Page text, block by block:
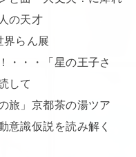
の天才
界らん展
・・・「星の王子さ
して
旅」京都茶の湯ツア
意識仮説を読み解く